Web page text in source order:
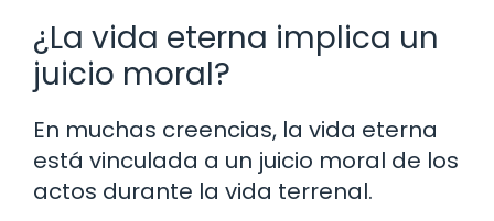
¿La vida eterna implica un
juicio moral?
En muchas creencias, la vida eterna
está vinculada a un juicio moral de los
actos durante la vida terrenal.